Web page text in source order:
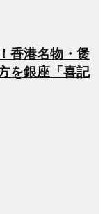
香港名物・煲
を銀座「喜記